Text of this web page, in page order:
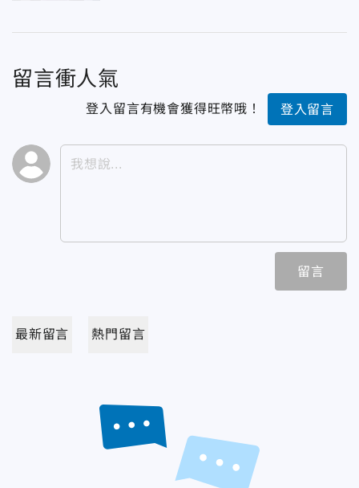
留言衝人氣
登入留言有機會獲得旺幣哦！ 登入留言
留言
最新留言 熱門留言